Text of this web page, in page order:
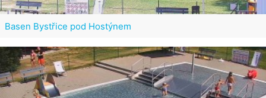
Basen Bystřice pod Hostýnem